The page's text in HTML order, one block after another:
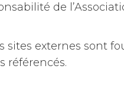
de
externes sont
référencés.